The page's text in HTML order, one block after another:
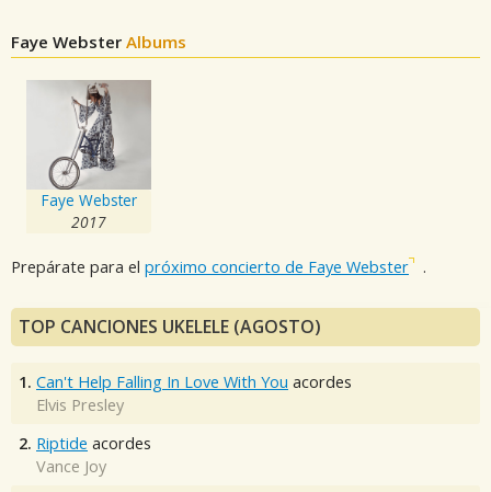
Faye Webster Albums
Faye Webster
2017
Prepárate para el próximo concierto de Faye Webster .
TOP CANCIONES UKELELE (AGOSTO)
1. Can't Help Falling In Love With You acordes
Elvis Presley
2. Riptide acordes
Vance Joy